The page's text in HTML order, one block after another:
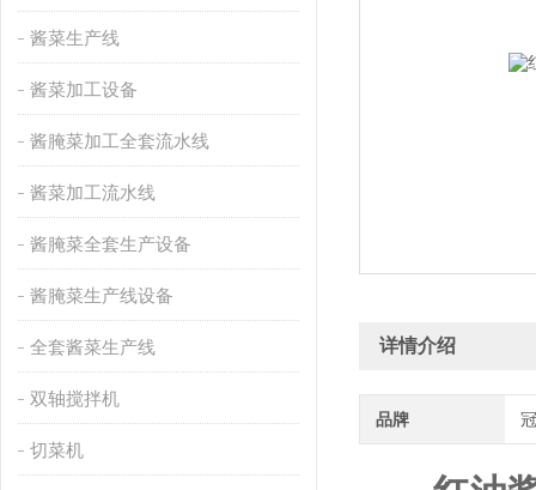
酱菜生产线
酱菜加工设备
酱腌菜加工全套流水线
酱菜加工流水线
酱腌菜全套生产设备
酱腌菜生产线设备
全套酱菜生产线
双轴搅拌机
切菜机
详情介绍
品牌